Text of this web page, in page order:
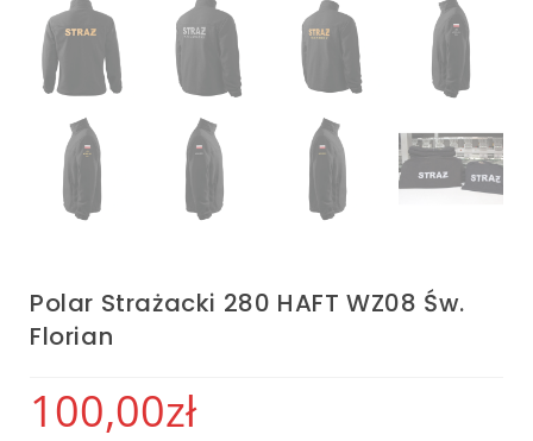
Polar Strażacki 280 HAFT WZ08 Św.
Florian
100,00zł